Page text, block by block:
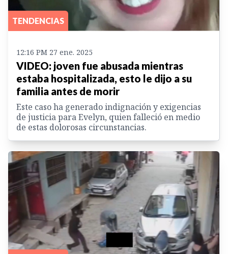
TENDENCIAS
12:16 PM 27 ene. 2025
VIDEO: joven fue abusada mientras
estaba hospitalizada, esto le dijo a su
familia antes de morir
Este caso ha generado indignación y exigencias
de justicia para Evelyn, quien falleció en medio
de estas dolorosas circunstancias.